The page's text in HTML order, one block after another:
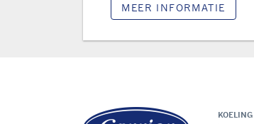
MEER INFORMATIE
KOELING